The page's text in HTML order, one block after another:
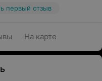
первый отзыв
На карте